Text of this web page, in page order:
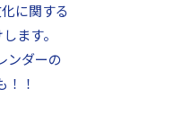
に関する
ます。
ンダーの
！！